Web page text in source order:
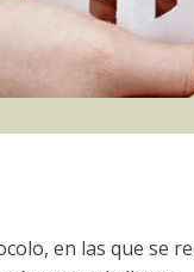
en las que se